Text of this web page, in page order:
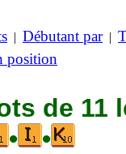
| Débutant par|
position
de 11
• •